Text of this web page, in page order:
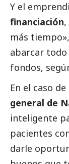
Y el
financiación
más
abarcar todo
fondos,
En el caso de
general de
inteligente
pacientes
darle